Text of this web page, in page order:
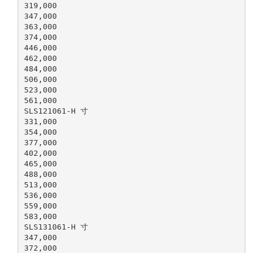
319,000
347,000
363,000
374,000
446,000
462,000
484,000
506,000
523,000
561,000
SLS121061-H 寸
331,000
354,000
377,000
402,000
465,000
488,000
513,000
536,000
559,000
583,000
SLS131061-H 寸
347,000
372,000